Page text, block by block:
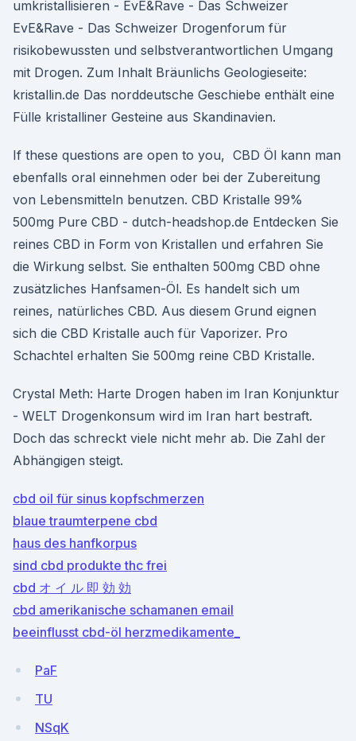
umkristallisieren - EvE&Rave - Das Schweizer
EvE&Rave - Das Schweizer Drogenforum für
risikobewussten und selbstverantwortlichen Umgang
mit Drogen. Zum Inhalt Bräunlichs Geologieseite:
kristallin.de Das norddeutsche Geschiebe enthält eine
Fülle kristalliner Gesteine aus Skandinavien.
If these questions are open to you, CBD Öl kann man
ebenfalls oral einnehmen oder bei der Zubereitung
von Lebensmitteln benutzen. CBD Kristalle 99%
500mg Pure CBD - dutch-headshop.de Entdecken Sie
reines CBD in Form von Kristallen und erfahren Sie
die Wirkung selbst. Sie enthalten 500mg CBD ohne
zusätzliches Hanfsamen-Öl. Es handelt sich um
reines, natürliches CBD. Aus diesem Grund eignen
sich die CBD Kristalle auch für Vaporizer. Pro
Schachtel erhalten Sie 500mg reine CBD Kristalle.
Crystal Meth: Harte Drogen haben im Iran Konjunktur
- WELT Drogenkonsum wird im Iran hart bestraft.
Doch das schreckt viele nicht mehr ab. Die Zahl der
Abhängigen steigt.
cbd oil für sinus kopfschmerzen
blaue traumterpene cbd
haus des hanfkorpus
sind cbd produkte thc frei
cbd オ イ ル 即 効 効
cbd amerikanische schamanen email
beeinflusst cbd-öl herzmedikamente_
PaF
TU
NSqK